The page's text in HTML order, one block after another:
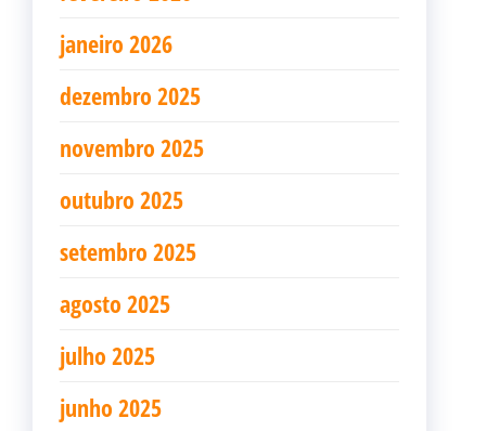
janeiro 2026
dezembro 2025
novembro 2025
outubro 2025
setembro 2025
agosto 2025
julho 2025
junho 2025